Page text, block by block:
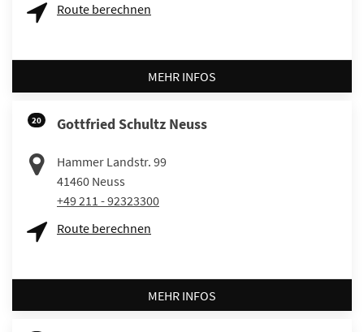
Route berechnen
MEHR INFOS
20 Gottfried Schultz Neuss
Hammer Landstr. 99
41460 Neuss
+49 211 - 92323300
Route berechnen
MEHR INFOS